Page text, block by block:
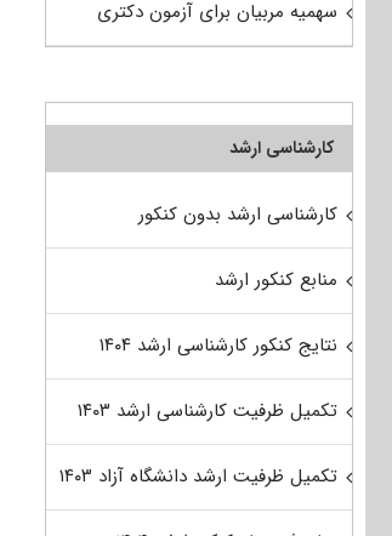
سهمیه مربیان برای آزمون دکتری
کارشناسی ارشد
کارشناسی ارشد بدون کنکور
منابع کنکور ارشد
نتایج کنکور کارشناسی ارشد ۱۴۰۴
تکمیل ظرفیت کارشناسی ارشد ۱۴۰۳
تکمیل ظرفیت ارشد دانشگاه آزاد ۱۴۰۳